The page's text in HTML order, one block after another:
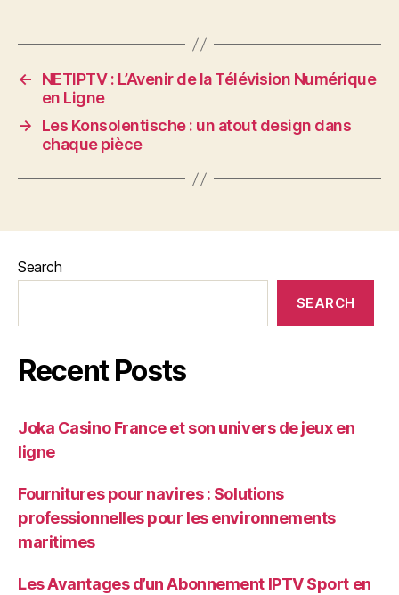
←
NETIPTV : L’Avenir de la Télévision Numérique
en Ligne
→
Les Konsolentische : un atout design dans
chaque pièce
Search
SEARCH
Recent Posts
Joka Casino France et son univers de jeux en
ligne
Fournitures pour navires : Solutions
professionnelles pour les environnements
maritimes
Les Avantages d’un Abonnement IPTV Sport en